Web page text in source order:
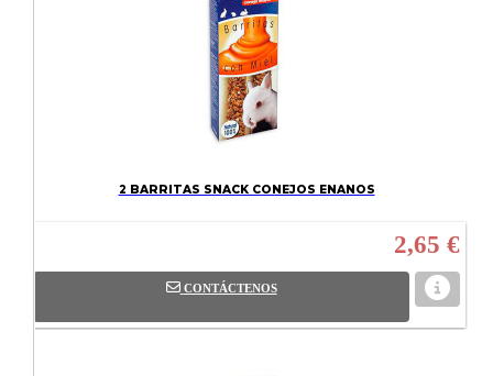
2 BARRITAS SNACK CONEJOS ENANOS
2,65 €
CONTÁCTENOS